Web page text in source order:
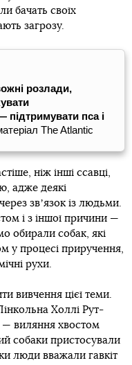
бачать своїх
загрозу.
розлади,
підтримувати пса і
The Atlantic
ніж інші ссавці,
адже деякі
звʼязок із людьми.
і з іншої причини —
обирали собак, які
у процесі приручення,
рухи.
вивчення цієї теми.
Холлі Рут-
— виляння хвостом
собаки пристосували
люди вважали гавкіт